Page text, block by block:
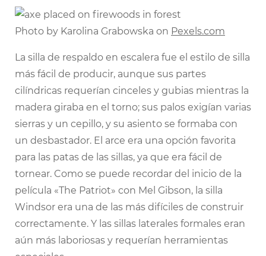
Photo by Karolina Grabowska on Pexels.com
La silla de respaldo en escalera fue el estilo de silla
más fácil de producir, aunque sus partes
cilíndricas requerían cinceles y gubias mientras la
madera giraba en el torno; sus palos exigían varias
sierras y un cepillo, y su asiento se formaba con
un desbastador. El arce era una opción favorita
para las patas de las sillas, ya que era fácil de
tornear. Como se puede recordar del inicio de la
película «The Patriot» con Mel Gibson, la silla
Windsor era una de las más difíciles de construir
correctamente. Y las sillas laterales formales eran
aún más laboriosas y requerían herramientas